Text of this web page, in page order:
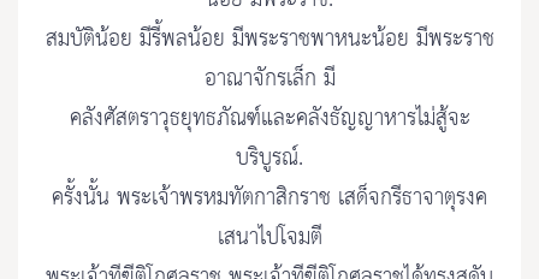
สมบัติน้อย มีรี้พลน้อย มีพระราชพาหนะน้อย มีพระราช
อาณาจักรเล็ก มี
คลังศัสตราวุธยุทธภัณฑ์และคลังธัญญาหารไม่สู้จะ
บริบูรณ์.
ครั้งนั้น พระเจ้าพรหมทัตกาสิกราช เสด็จกรีธาจาตุรงค
เสนาไปโจมตี